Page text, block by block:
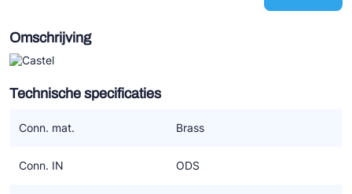
REFFLEX®
Johnson Controls
Doucette Industries
Omschrijving
Technische specificaties
Conn. mat. Brass
Conn. IN ODS